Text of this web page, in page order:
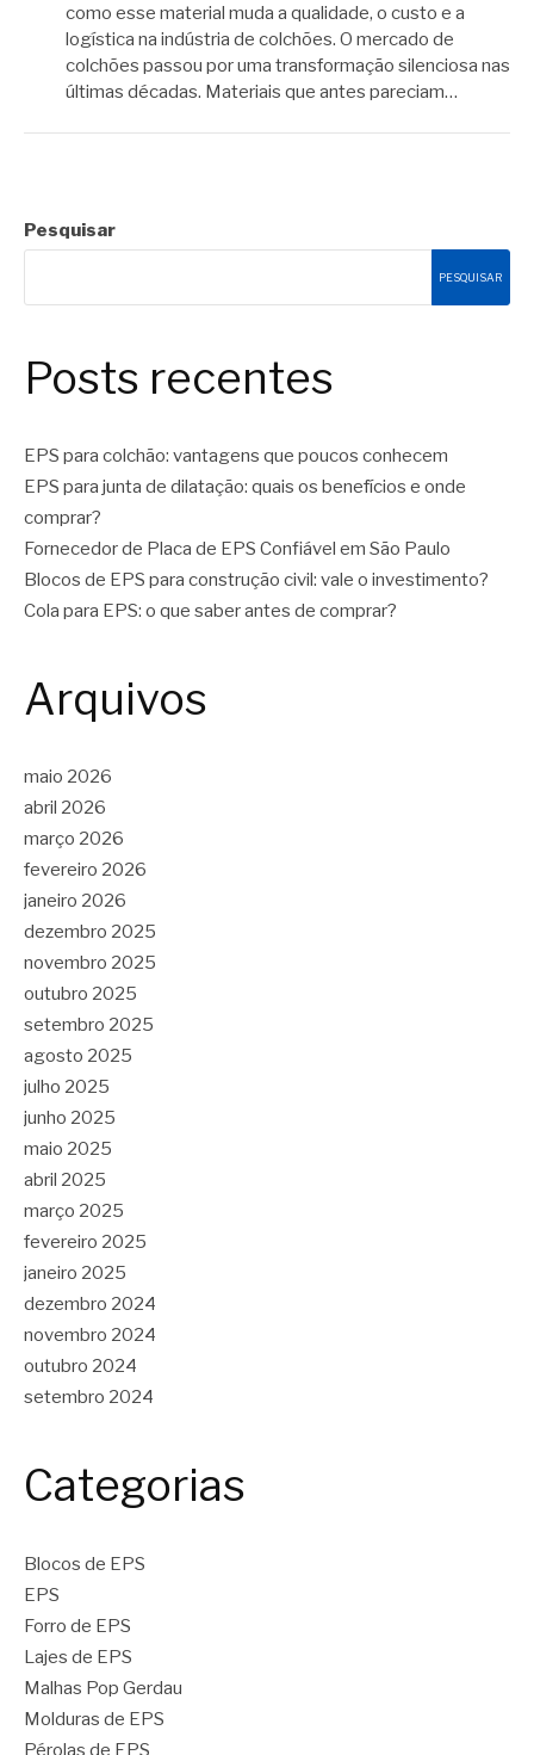
como esse material muda a qualidade, o custo e a
logística na indústria de colchões. O mercado de
colchões passou por uma transformação silenciosa nas
últimas décadas. Materiais que antes pareciam…
Pesquisar
PESQUISAR
Posts recentes
EPS para colchão: vantagens que poucos conhecem
EPS para junta de dilatação: quais os benefícios e onde
comprar?
Fornecedor de Placa de EPS Confiável em São Paulo
Blocos de EPS para construção civil: vale o investimento?
Cola para EPS: o que saber antes de comprar?
Arquivos
maio 2026
abril 2026
março 2026
fevereiro 2026
janeiro 2026
dezembro 2025
novembro 2025
outubro 2025
setembro 2025
agosto 2025
julho 2025
junho 2025
maio 2025
abril 2025
março 2025
fevereiro 2025
janeiro 2025
dezembro 2024
novembro 2024
outubro 2024
setembro 2024
Categorias
Blocos de EPS
EPS
Forro de EPS
Lajes de EPS
Malhas Pop Gerdau
Molduras de EPS
Pérolas de EPS